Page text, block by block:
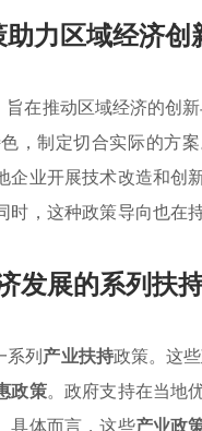
力区域经济创
旨在推动区域经济的创
，制定切合实际的方
业开展技术改造和创
，这种政策导向也在
发展的系列扶
系列产业扶持政策。这
政策。政府支持在当地
具体而言，这些产业政